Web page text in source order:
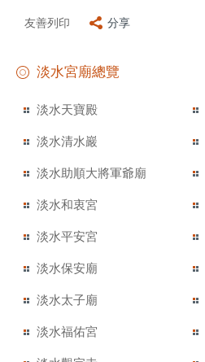
友善列印 分享
淡水宮廟總覽
淡水天寶殿
淡水清水巖
淡水助順大將軍爺廟
淡水和衷宮
淡水平安宮
淡水保安廟
淡水太子廟
淡水福佑宮